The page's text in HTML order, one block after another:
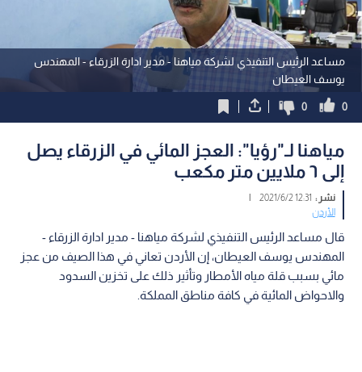
مساعد الرئيس التنفيذي لشركة مياهنا - مدير ادارة الزرقاء - المهندس
يوسف العيطان
0
0
مياهنا لـ"رؤيا": العجز المائي في الزرقاء يصل
إلى ٦ ملايين متر مكعب
نشر : 12:31 2021/6/2
|
الأردن
قال مساعد الرئيس التنفيذي لشركة مياهنا - مدير ادارة الزرقاء -
المهندس يوسف العيطان، إن الأردن تعاني في هذا الصيف من عجز
مائي بسبب قلة مياه الأمطار وتأثير ذلك على تخزين السدود
والاحواض المائية في كافة مناطق المملكة.